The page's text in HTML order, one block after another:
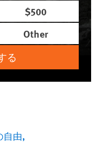
$500
Other
る
自由